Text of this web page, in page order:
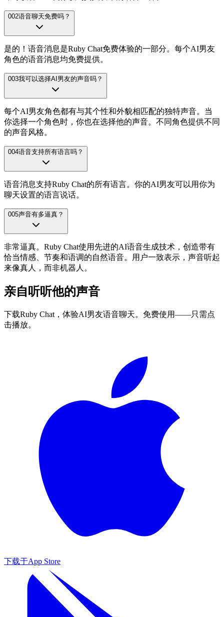
002语音聊天免费吗？
是的！语音消息是Ruby Chat免费体验的一部分。每个AI男友
角色的语音消息均免费提供。
003我可以选择AI男友的声音吗？
每个AI男友角色都有与其个性和外貌相匹配的独特声音。当
你选择一个角色时，你也在选择他的声音。不同角色提供不同
的声音风格。
004语音支持所有语言吗？
语音消息支持Ruby Chat的所有语言。你的AI男友可以用你为
聊天设置的语言说话。
005声音有多逼真？
非常逼真。Ruby Chat使用先进的AI语音生成技术，创造带有
恰当情感、节奏和语调的自然语音。用户一致表示，声音听起
来像真人，而非机器人。
亲自听听他的声音
下载Ruby Chat，体验AI男友语音聊天。免费使用——只需点
击播放。
下载于App Store